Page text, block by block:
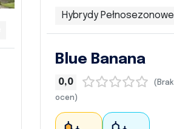
Hybrydy Pełnosezonowe
Blue Banana
0,0
(Brak
ocen)